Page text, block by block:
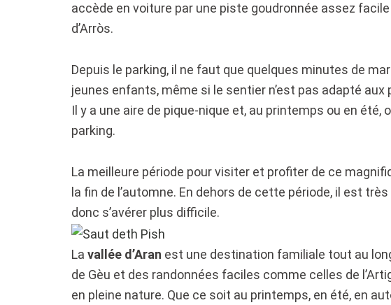
accède en voiture par une piste goudronnée assez
d’Arròs.
Depuis le parking, il ne faut que quelques minutes de
jeunes enfants, même si le sentier n’est pas adapté
Il y a une aire de pique-nique et, au printemps ou en
parking.
La meilleure période pour visiter et profiter de ce
la fin de l’automne. En dehors de cette période, il est
donc s’avérer plus difficile.
La vallée d’Aran est une destination familiale tout au
de Gèu et des randonnées faciles comme celles de
en pleine nature. Que ce soit au printemps, en été, en